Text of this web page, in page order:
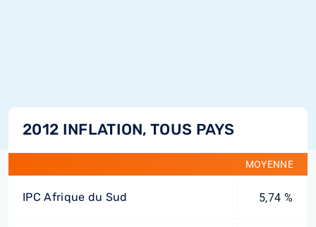
2012 INFLATION, TOUS PAYS
MOYENNE
IPC Afrique du Sud 5,74 %